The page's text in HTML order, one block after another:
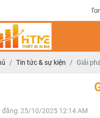
Châu, Tam Bình, Thành
Tin tức & sự kiện Giải
đăng: 25/10/2025 12:14 AM